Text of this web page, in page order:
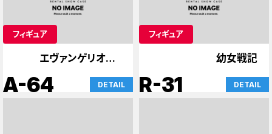
フィギュア
エヴァンゲリオン、
SAO、ケース
A-64 DETAIL
フィギュア
幼女戦記
R-31 DETAIL